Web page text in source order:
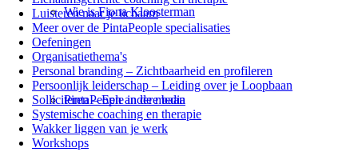
Wie is Fiona Kloosterman
PintaPeople in de media
Luisteren naar je lichaam
Meer over de PintaPeople specialisaties
Oefeningen
Organisatiethema's
Personal branding – Zichtbaarheid en profileren
Persoonlijk leiderschap – Leiding over je Loopbaan
Solliciteren – Een andere baan
Systemische coaching en therapie
Wakker liggen van je werk
Workshops